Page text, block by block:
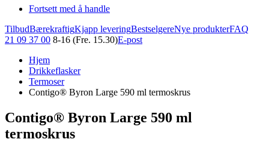
Fortsett med å handle
TilbudBærekraftigKjapp leveringBestselgereNye produkterFAQ
21 09 37 00 8-16 (Fre. 15.30)E-post
Hjem
Drikkeflasker
Termoser
Contigo® Byron Large 590 ml termoskrus
Contigo® Byron Large 590 ml
termoskrus